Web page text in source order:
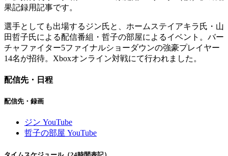
果記録用記事です。
選手としても出場するジン氏と、ホームステイアキラ氏・山
田哲子氏による配信番組・哲子の部屋によるイベント。バー
チャファイター5ファイナルショーダウンの強豪プレイヤー
14名が招待。Xboxオンライン対戦にて行われました。
配信先・日程
配信先・録画
ジン YouTube
哲子の部屋 YouTube